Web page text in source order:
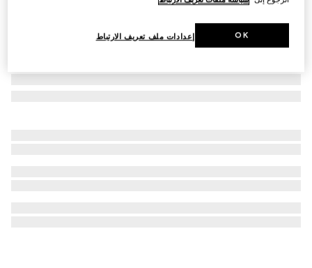
إعدادات ملف تعريف الارتباط OK